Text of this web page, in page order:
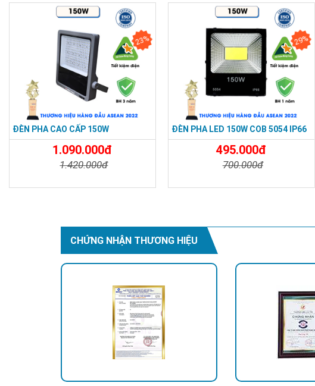
23%
ĐÈN PHA CAO CẤP 150W
1.090.000đ
1.420.000đ
29%
ĐÈN PHA LED 150W COB 5054 IP66
495.000đ
700.000đ
CHỨNG NHẬN THƯƠNG HIỆU